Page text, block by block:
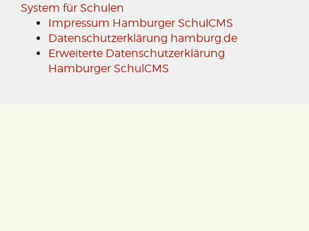
System für Schulen
Impressum Hamburger SchulCMS
Datenschutzerklärung hamburg.de
Erweiterte Datenschutzerklärung
Hamburger SchulCMS